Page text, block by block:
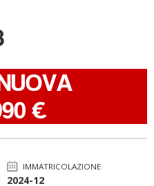
€
IMMATRICOLAZIONE
2024-12